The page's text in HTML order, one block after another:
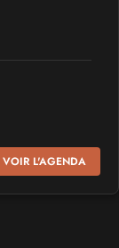
des loisirs
VOIR L'AGENDA